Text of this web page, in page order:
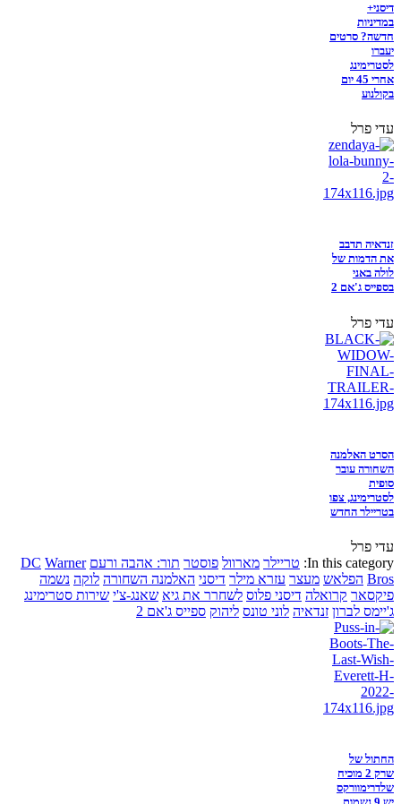
דיסני+
במדיניות
חדשה? סרטים
יעברו
לסטרימינג
אחרי 45 יום
בקולנוע
עדי פרל
זנדאיה תדבב
את הדמות של
לולה באני
בספייס ג'אם 2
עדי פרל
הסרט האלמנה
השחורה עובר
סופית
לסטרימינג, צפו
בטריילר החדש
עדי פרל
In this category: טריילר מארוול פוסטר תור: אהבה ורעם DC Warner
Bros הפלאש מעצר עזרא מילר דיסני האלמנה השחורה לוקה נשמה
פיקסאר קרואלה דיסני פלוס לשחרר את גיא שאנג-צ'י שירות סטרימינג
ג'יימס לברון זנדאיה לוני טונס ליהוק ספייס ג'אם 2
החתול של
שרק 2 מוכיח
שלדרימוורקס